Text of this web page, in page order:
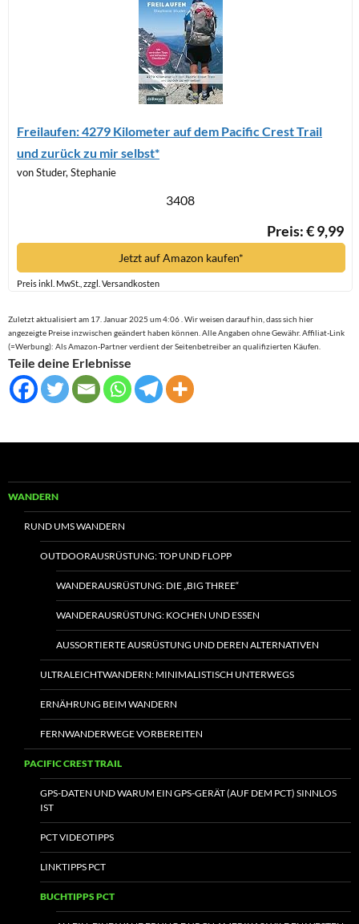
Freilaufen: 4279 Kilometer auf dem Pacific Crest Trail
und zurück zu mir selbst*
von Studer, Stephanie
3408
Preis: € 9,99
Jetzt auf Amazon kaufen*
Preis inkl. MwSt., zzgl. Versandkosten
Zuletzt aktualisiert am 17. Januar 2025 um 4:06 . Wir weisen darauf hin, dass sich hier
angezeigte Preise inzwischen geändert haben können. Alle Angaben ohne Gewähr. Affiliat-Link
(=Werbung): Als Amazon-Partner verdient der Seitenbetreiber an qualifizierten Käufen.
Teile deine Erlebnisse
WANDERN
RUND UMS WANDERN
OUTDOORAUSRÜSTUNG: TOP UND FLOPP
WANDERAUSRÜSTUNG: DIE „BIG THREE“
WANDERAUSRÜSTUNG: KOCHEN UND ESSEN
AUSSORTIERTE AUSRÜSTUNG UND DEREN ALTERNATIVEN
ULTRALEICHTWANDERN: MINIMALISTISCH UNTERWEGS
ERNÄHRUNG BEIM WANDERN
FERNWANDERWEGE VORBEREITEN
PACIFIC CREST TRAIL
GPS-DATEN UND WARUM EIN GPS-GERÄT (AUF DEM PCT) SINNLOS
IST
PCT VIDEOTIPPS
LINKTIPPS PCT
BUCHTIPPS PCT